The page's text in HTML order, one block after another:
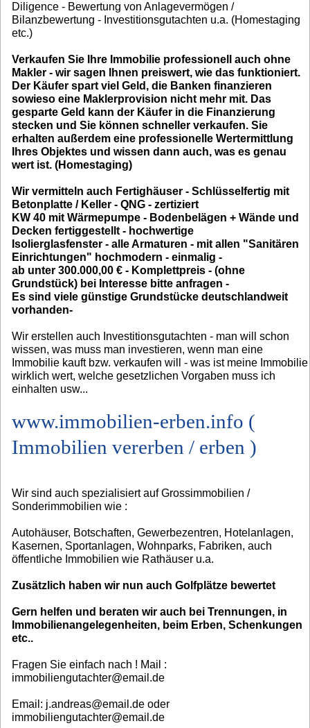
Diligence - Bewertung von Anlagevermögen /
Bilanzbewertung - Investitionsgutachten u.a. (Homestaging
etc.)
Verkaufen Sie Ihre Immobilie professionell auch ohne
Makler - wir sagen Ihnen preiswert, wie das funktioniert.
Der Käufer spart viel Geld, die Banken finanzieren
sowieso eine Maklerprovision nicht mehr mit. Das
gesparte Geld kann der Käufer in die Finanzierung
stecken und Sie können schneller verkaufen. Sie
erhalten außerdem eine professionelle Wertermittlung
Ihres Objektes und wissen dann auch, was es genau
wert ist. (Homestaging)
Wir vermitteln auch Fertighäuser - Schlüsselfertig mit
Betonplatte / Keller - QNG - zertiziert
KW 40 mit Wärmepumpe - Bodenbelägen + Wände und
Decken fertiggestellt - hochwertige
Isolierglasfenster - alle Armaturen - mit allen "Sanitären
Einrichtungen" hochmodern - einmalig -
ab unter 300.000,00 € - Komplettpreis - (ohne
Grundstück) bei Interesse bitte anfragen -
Es sind viele günstige Grundstücke deutschlandweit
vorhanden-
Wir erstellen auch Investitionsgutachten - man will schon
wissen, was muss man investieren, wenn man eine
Immobilie kauft bzw. verkaufen will - was ist meine Immobilie
wirklich wert, welche gesetzlichen Vorgaben muss ich
einhalten usw...
www.immobilien-erben.info (
Immobilien vererben / erben )
Wir sind auch spezialisiert auf Grossimmobilien /
Sonderimmobilien wie :
Autohäuser, Botschaften, Gewerbezentren, Hotelanlagen,
Kasernen, Sportanlagen, Wohnparks, Fabriken, auch
öffentliche Immobilien wie Rathäuser u.a.
Zusätzlich haben wir nun auch Golfplätze bewertet
Gern helfen und beraten wir auch bei Trennungen, in
Immobilienangelegenheiten, beim Erben, Schenkungen
etc..
Fragen Sie einfach nach ! Mail :
immobiliengutachter@email.de
Email: j.andreas@email.de oder
immobiliengutachter@email.de